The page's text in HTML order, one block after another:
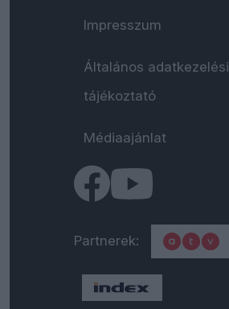
Impresszum
Általános adatkezelési
tájékoztató
Médiaajánlat
Partnerek: